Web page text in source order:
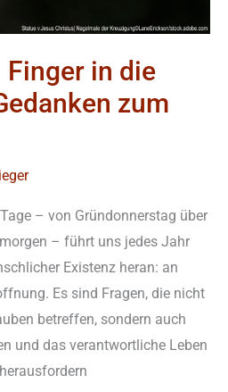
Finger in die
zum
– von Gründonnerstag über
– führt uns jedes Jahr
Existenz heran: an
Es sind Fragen, die nicht
betreffen, sondern auch
und das verantwortliche Leben